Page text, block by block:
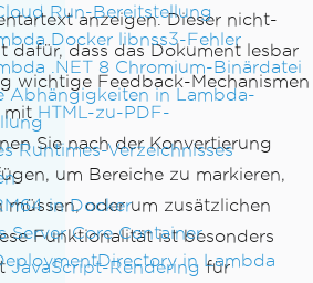
Run-Bereitstellung
Docker libnss3-Fehler
.NET 8 Chromium-Binärdatei
Abhängigkeiten in Lambda-
Runtimes-Verzeichnisses
in Docker
Server Core Container
in Lambda
anzeigen. Dieser nicht-
dafür, dass das Dokument lesbar
wichtige Feedback-Mechanismen
mit HTML-zu-PDF-
Sie nach der Konvertierung
um Bereiche zu markieren,
oder um zusätzlichen
Funktionalität ist besonders
JavaScript-Rendering für